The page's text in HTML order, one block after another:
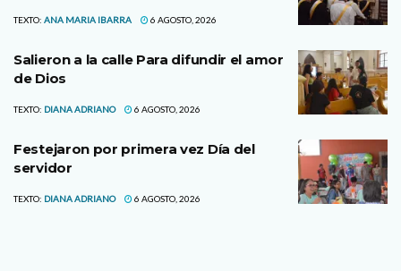
TEXTO: ANA MARIA IBARRA 6 AGOSTO, 2026
Salieron a la calle Para difundir el amor
de Dios
TEXTO: DIANA ADRIANO 6 AGOSTO, 2026
Festejaron por primera vez Día del
servidor
TEXTO: DIANA ADRIANO 6 AGOSTO, 2026